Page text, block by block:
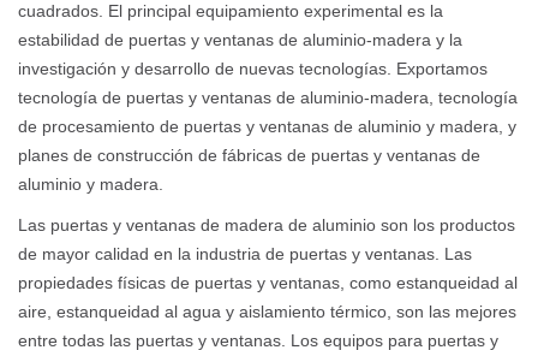
cuadrados. El principal equipamiento experimental es la
estabilidad de puertas y ventanas de aluminio-madera y la
investigación y desarrollo de nuevas tecnologías. Exportamos
tecnología de puertas y ventanas de aluminio-madera, tecnología
de procesamiento de puertas y ventanas de aluminio y madera, y
planes de construcción de fábricas de puertas y ventanas de
aluminio y madera.
Las puertas y ventanas de madera de aluminio son los productos
de mayor calidad en la industria de puertas y ventanas. Las
propiedades físicas de puertas y ventanas, como estanqueidad al
aire, estanqueidad al agua y aislamiento térmico, son las mejores
entre todas las puertas y ventanas. Los equipos para puertas y